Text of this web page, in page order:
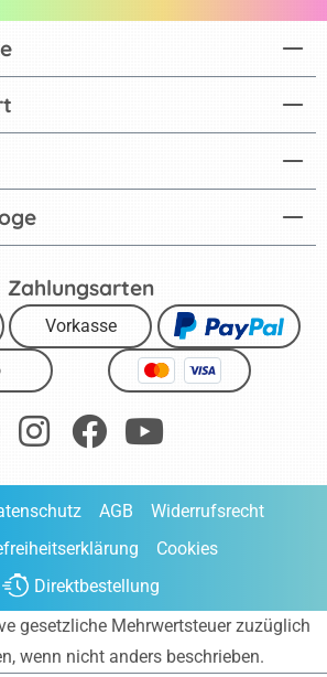
Zahlungsarten
Vorkasse
AGB
Widerrufsrecht
Cookies
Direktbestellung
gesetzliche Mehrwertsteuer zuzüglich
, wenn nicht anders beschrieben.